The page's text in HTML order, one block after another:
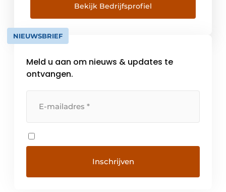
biotech en kantorenmarkt. Alle bedrijven
werken autonoom maar zullen daar waar
mogelijk hun gezamenlijke kennis en
vaardigheden voor uw […]
Bekijk Bedrijfsprofiel
NIEUWSBRIEF
Meld u aan om nieuws & updates te
ontvangen.